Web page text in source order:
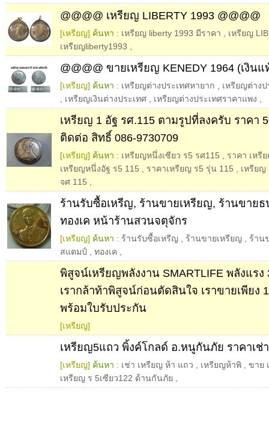
@@@@ เหรียญ LIBERTY 1993 @@@@
[เหรียญ] ค้นหา : เหรียญ liberty 1993 มีราคา
เหรียญ
เหรียญliberty1993
@@@@ ขายเหรียญ KENEDY 1964 (เงินแ
[เหรียญ] ค้นหา : เหรียญต่างประเทศหายาก
เหรียญต่างป
เหรียญเงินต่างประเทศ เหรียญต่างประเทศราคาแพง
เหรียญ 1 อัฐ รศ.115 ตามรูปที่ลงครับ ราคา
ติดต่อ สิทธิ์ 086-9730709
[เหรียญ] ค้นหา : เหรียญหนึ่งเซียว ร5 รศ115
ราคา เหรี
เหรียญหนึ่งอัฐ ร5 115
ราคาเหรียญ ร5 รุ่น 115
เหรียญ
จศ 115
ร้านรับซื้อเหรีญ, ร้านขายเหรียญ, ร้านขาย
ทองเค หน้าร้านสวนจตุจักร
[เหรียญ] ค้นหา : ร้านรับซื้อเหรีญ ร้านขายเหรียญ
ร้าน
สแตมป์
ทองเค
พิสูจน์เหรียญพลังงาน SMARTLIFE พลังแรง
เรากล้าท้าพิสูจน์ก่อนตัดสินใจ เราขายเพียง
พร้อมใบรับประกัน
[เหรียญ]
เหรียญ5แถว พิ้งค์โกลด์ อ.หนูกันภัย ราคาเช่
[เหรียญ] ค้นหา : เช่า เหรียญ ห้า แถว เหรียญห้าพิ
ขาย
เหรียญ ร 5เซียว122 ด้านกันภัย